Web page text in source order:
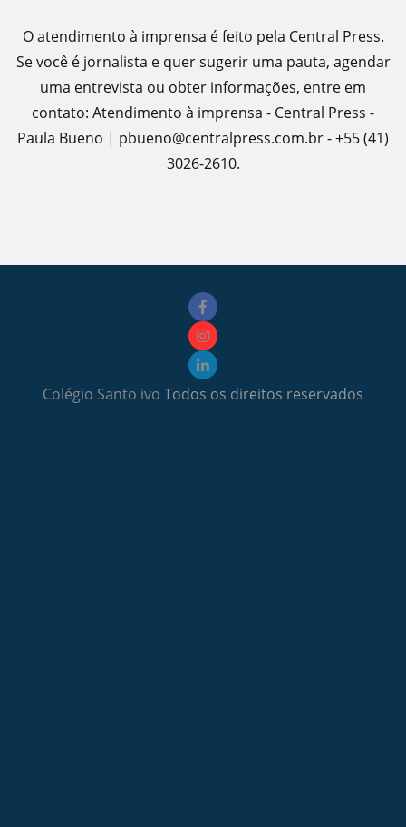
O atendimento à imprensa é feito pela Central Press.
Se você é jornalista e quer sugerir uma pauta, agendar
uma entrevista ou obter informações, entre em
contato: Atendimento à imprensa - Central Press -
Paula Bueno | pbueno@centralpress.com.br - +55 (41)
3026-2610.
Colégio Santo ivo Todos os direitos reservados